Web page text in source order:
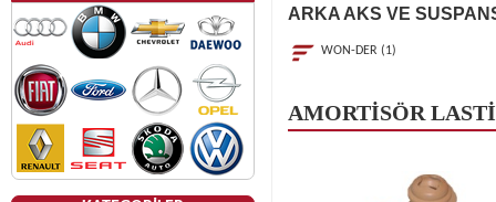
ARKA AKS VE
WON-DER (1)
AMORTİSÖR